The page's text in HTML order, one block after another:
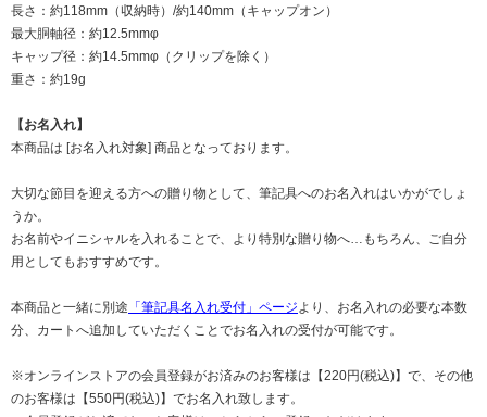
長さ：約118mm（収納時）/約140mm（キャップオン）
最大胴軸径：約12.5mmφ
キャップ径：約14.5mmφ（クリップを除く）
重さ：約19g
【お名入れ】
本商品は [お名入れ対象] 商品となっております。
大切な節目を迎える方への贈り物として、筆記具へのお名入れはいかがでしょ
うか。
お名前やイニシャルを入れることで、より特別な贈り物へ…もちろん、ご自分
用としてもおすすめです。
本商品と一緒に別途 「筆記具名入れ受付」ページより、お名入れの必要な本数
分、カートへ追加していただくことでお名入れの受付が可能です。
※オンラインストアの会員登録がお済みのお客様は【220円(税込)】で、その他
のお客様は【550円(税込)】でお名入れ致します。